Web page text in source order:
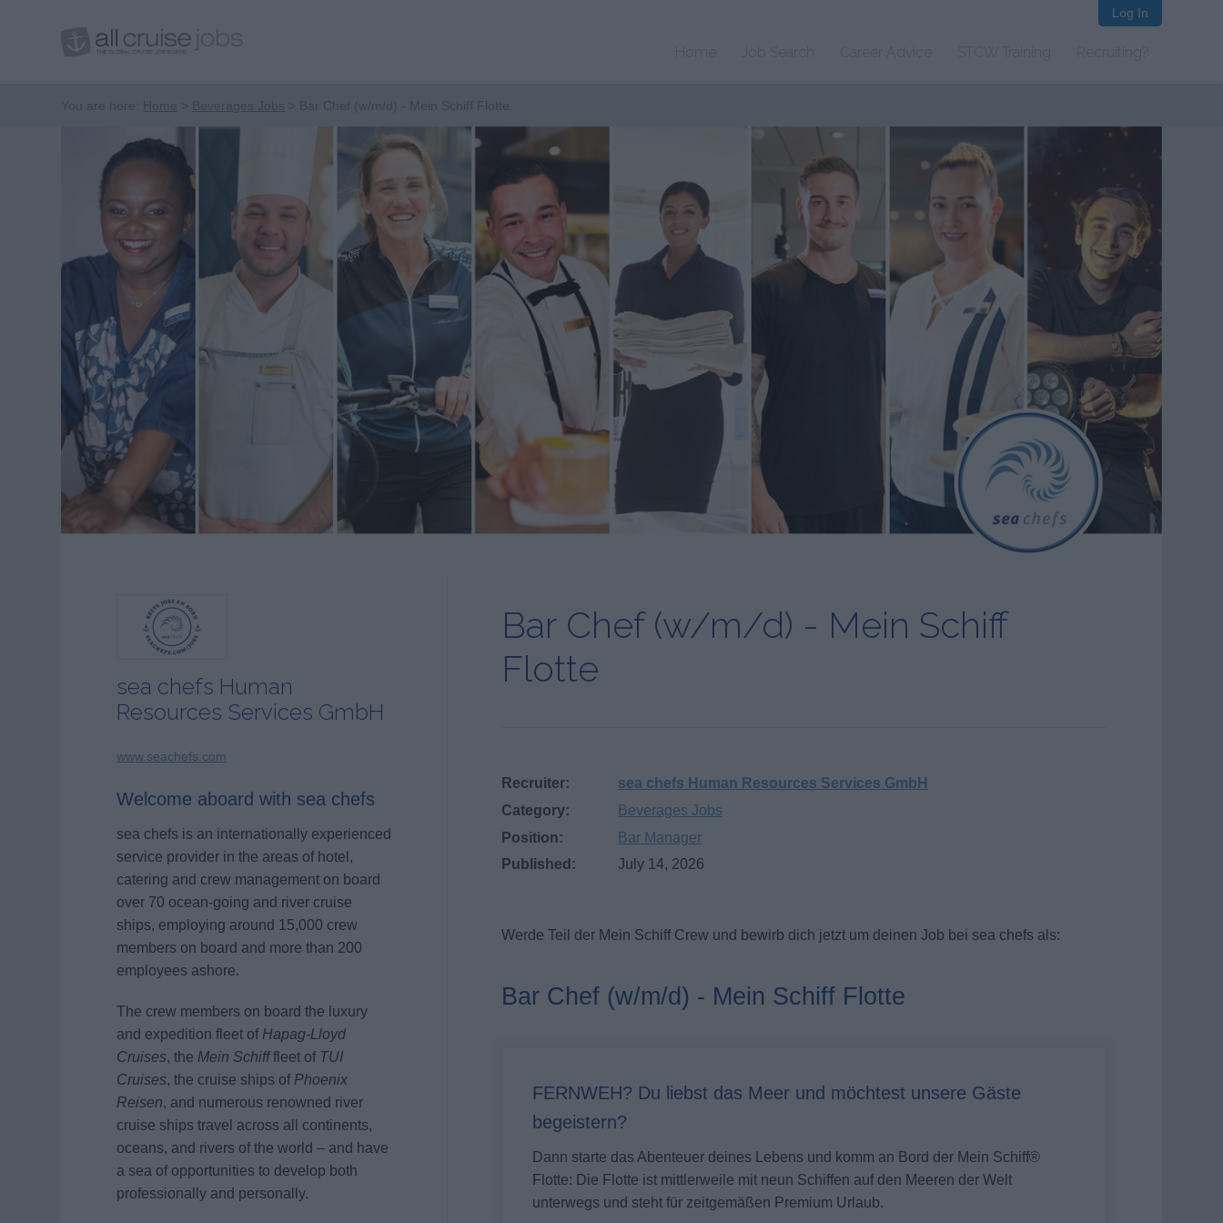
Log In
Bar Chef (w/m/d) - Mein Schiff
Flotte
Recruiter:
sea chefs Human Resources Services GmbH
Category:
Beverages Jobs
Position:
Bar Manager
Published:
July 14, 2026
Werde Teil der Mein Schiff Crew und bewirb dich jetzt um deinen Job bei sea chefs als:
Bar Chef (w/m/d) - Mein Schiff Flotte
FERNWEH? Du liebst das Meer und möchtest unsere Gäste
begeistern?
Dann starte das Abenteuer deines Lebens und komm an Bord der Mein Schiff®
Flotte: Die Flotte ist mittlerweile mit neun Schiffen auf den Meeren der Welt
unterwegs und steht für zeitgemäßen Premium Urlaub.
sea chefs Human
Resources Services GmbH
www.seachefs.com
Welcome aboard with sea chefs
sea chefs is an internationally experienced
service provider in the areas of hotel,
catering and crew management on board
over 70 ocean-going and river cruise
ships, employing around 15,000 crew
members on board and more than 200
employees ashore.
The crew members on board the luxury
and expedition fleet of Hapag-Lloyd
Cruises, the Mein Schifffleet of TUI
Cruises, the cruise ships of Phoenix
Reisen, and numerous renowned river
cruise ships travel across all continents,
oceans, and rivers of the world – and have
a sea of opportunities to develop both
professionally and personally.